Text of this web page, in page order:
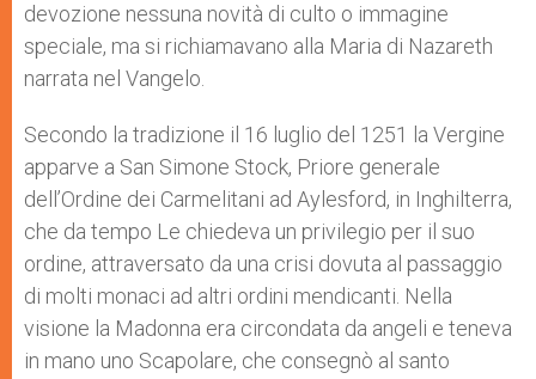
devozione nessuna novità di culto o immagine
speciale, ma si richiamavano alla Maria di Nazareth
narrata nel Vangelo.
Secondo la tradizione il 16 luglio del 1251 la Vergine
apparve a San Simone Stock, Priore generale
dell’Ordine dei Carmelitani ad Aylesford, in Inghilterra,
che da tempo Le chiedeva un privilegio per il suo
ordine, attraversato da una crisi dovuta al passaggio
di molti monaci ad altri ordini mendicanti. Nella
visione la Madonna era circondata da angeli e teneva
in mano uno Scapolare, che consegnò al santo